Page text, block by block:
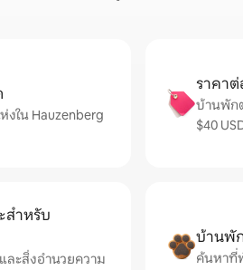
งใน Hauzenberg
ราคา
บ้านพัก
$40
สำหรับ
ะสิ่งอำนวยความ
บ้านพั
ค้นหาที่